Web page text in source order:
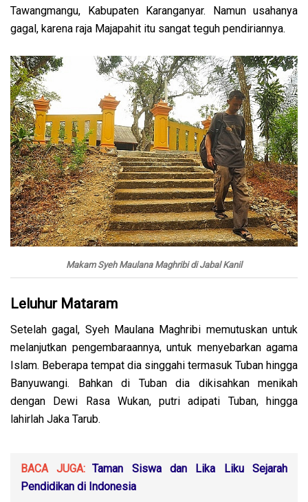
Tawangmangu, Kabupaten Karanganyar. Namun usahanya
gagal, karena raja Majapahit itu sangat teguh pendiriannya.
Makam Syeh Maulana Maghribi di Jabal Kanil
Leluhur Mataram
Setelah gagal, Syeh Maulana Maghribi memutuskan untuk
melanjutkan pengembaraannya, untuk menyebarkan agama
Islam. Beberapa tempat dia singgahi termasuk Tuban hingga
Banyuwangi. Bahkan di Tuban dia dikisahkan menikah
dengan Dewi Rasa Wukan, putri adipati Tuban, hingga
lahirlah Jaka Tarub.
BACA JUGA: Taman Siswa dan Lika Liku Sejarah
Pendidikan di Indonesia